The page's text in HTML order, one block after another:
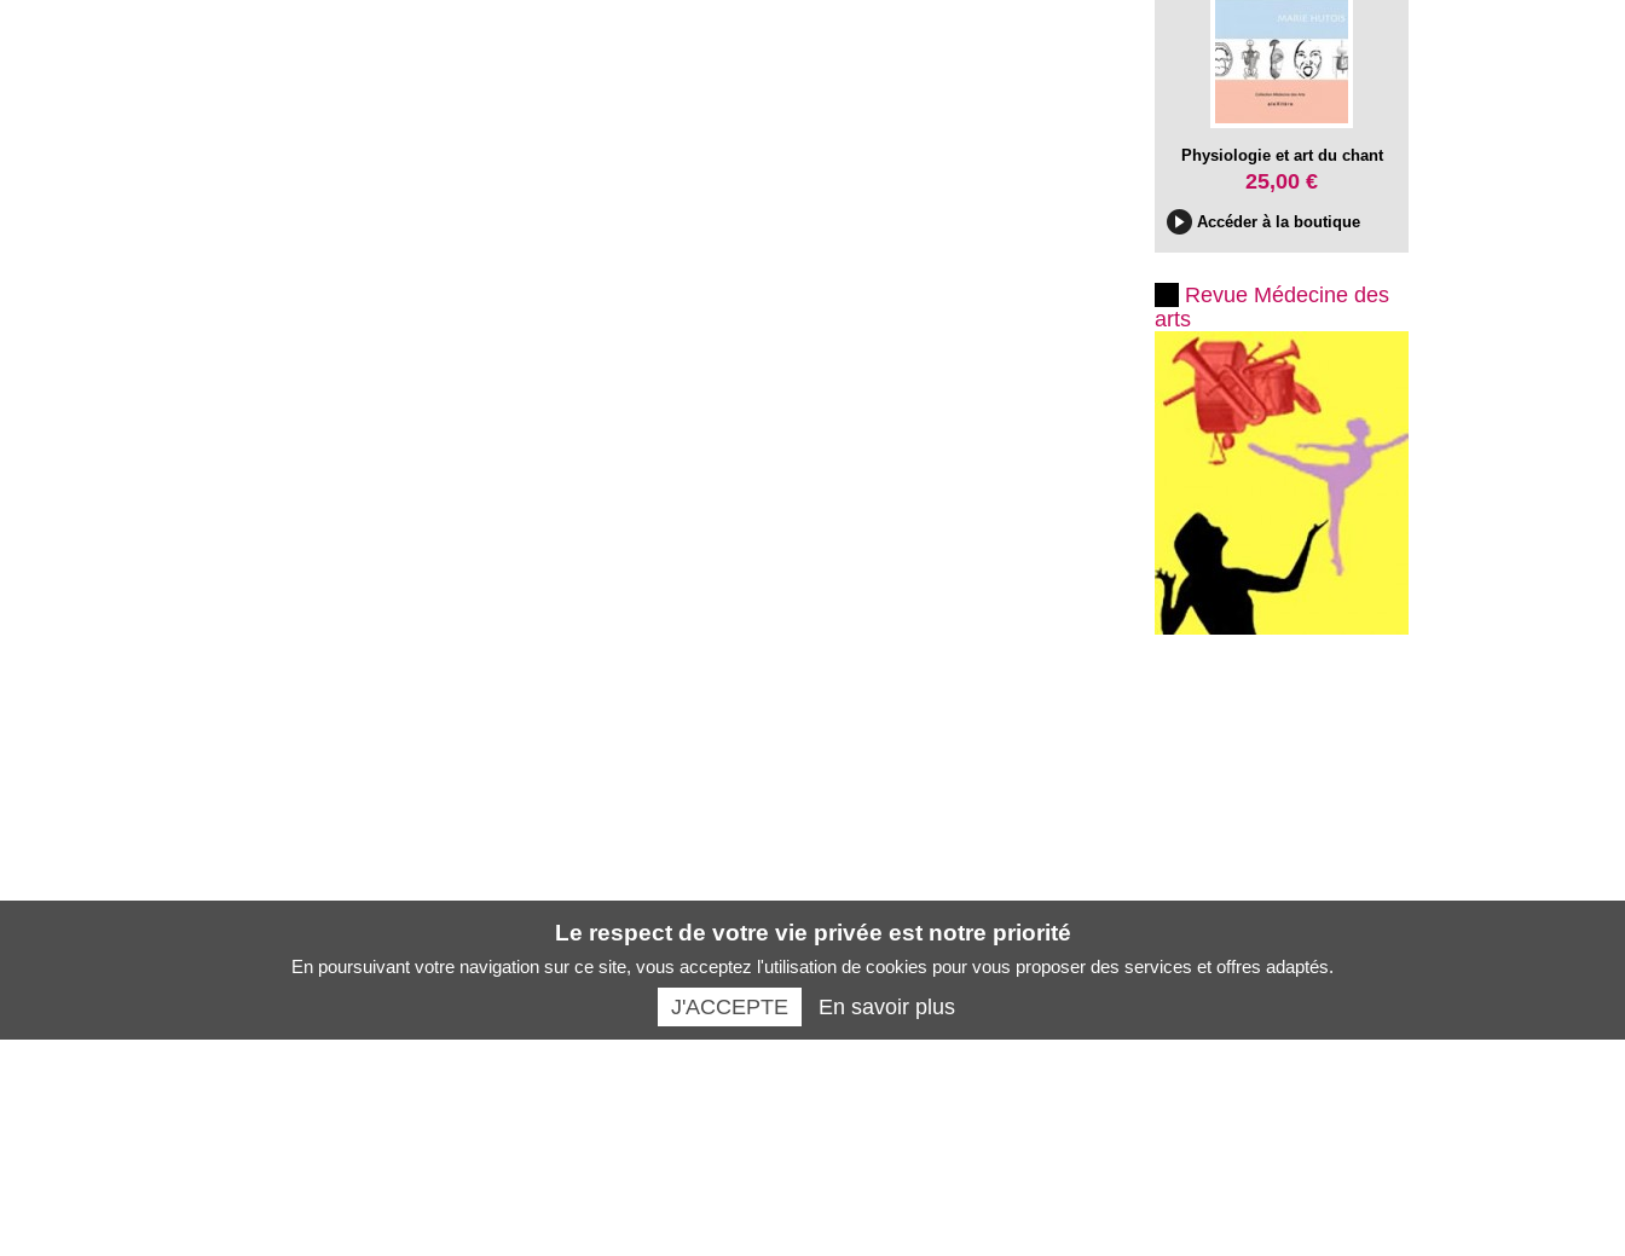
Physiologie et art du chant
25,00 €
Accéder à la boutique
Revue Médecine des
arts
Le respect de votre vie privée est notre priorité
En poursuivant votre navigation sur ce site, vous acceptez l'utilisation de cookies pour vous proposer des services et offres adaptés.
J'ACCEPTE En savoir plus